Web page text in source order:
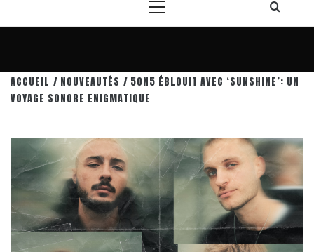
Menu
ACCUEIL NOUVEAUTÉS
5ON5 ÉBLOUIT AVEC ‘SUNSHINE’: UN
VOYAGE SONORE ENIGMATIQUE